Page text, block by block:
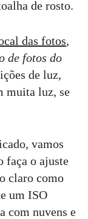
de rosto.
das fotos,
de fotos do
de luz,
muita luz, se
vamos
faça o ajuste
claro como
um ISO
com nuvens e